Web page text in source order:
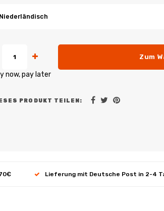
Niederländisch
Zum
now, pay later
PRODUKT TEILEN:
Lieferung mit Deutsche Post in 2-4